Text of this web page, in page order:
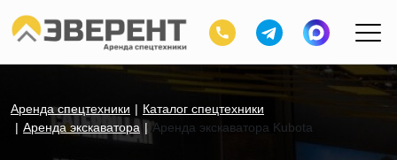
Аренда спецтехники
Каталог спецтехники
Аренда экскаватора
Аренда экскаватора Kubota